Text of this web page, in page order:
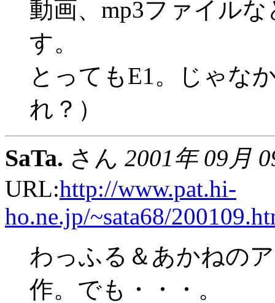
動画、mp3ファイル
す。
とってもE1。じゃな
れ？）
SaTa. さん 2001年 09月
URL:http://www.pat.hi-
ho.ne.jp/~sata68/
わっふる＆あかねの
作。でも・・・。